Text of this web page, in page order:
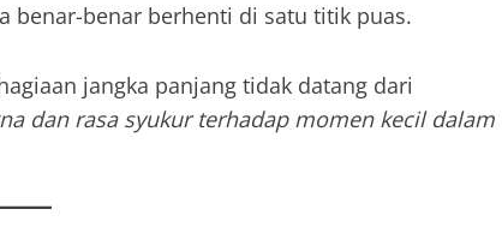
benar-benar berhenti di satu titik puas.
jangka panjang tidak datang dari
dan rasa syukur terhadap momen kecil dalam